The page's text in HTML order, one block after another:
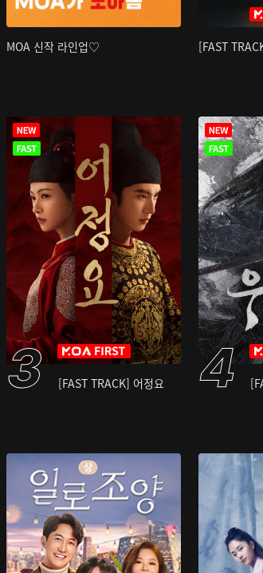
MOA 신작 라인업♡ [FAST
[FAST TRACK] 어정요